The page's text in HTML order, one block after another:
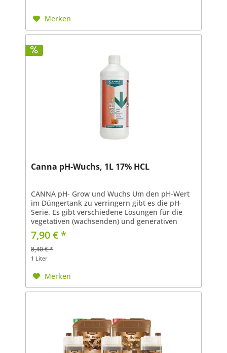
Merken
Canna pH-Wuchs, 1L 17% HCL
CANNA pH- Grow und Wuchs Um den pH-Wert
im Düngertank zu verringern gibt es die pH-
Serie. Es gibt verschiedene Lösungen für die
vegetativen (wachsenden) und generativen
(blühenden) Phasen. 14% HCL Salzsäure, 3
%Salpetersäure
7,90 € *
8,40 € *
1 Liter
Merken